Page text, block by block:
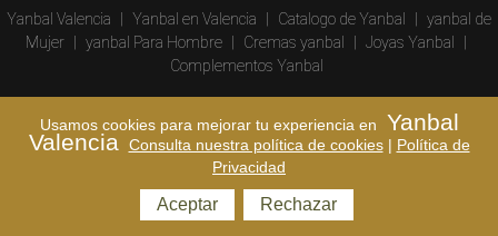
Yanbal Valencia Yanbal en Valencia Catalogo de Yanbal
yanbal de
Mujer
yanbal Para Hombre Cremas yanbal Joyas Yanbal
Complementos Yanbal
Yanbal Madrid | Yanbal Barcelona | Yanbal Logroño | Yanbal
Albacete
Usamos cookies para mejorar tu experiencia en Yanbal
Valencia Consulta nuestra política de cookies| Política de
Privacidad
Aceptar Rechazar